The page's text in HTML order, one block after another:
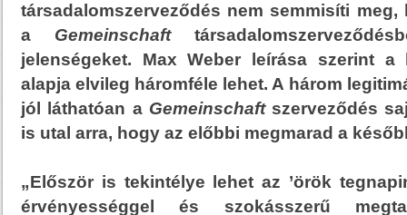
társadalomszerveződés nem semmisíti meg,
a Gemeinschaft
jelenségeket. Max Weber leírása szerint a
alapja elvileg háromféle lehet. A három
jól láthatóan a Gemeinschaftszerveződés
is utal arra, hogy az előbbi megmarad a
„Először is tekintélye lehet az ’örök
érvényességgel és szokásszerű